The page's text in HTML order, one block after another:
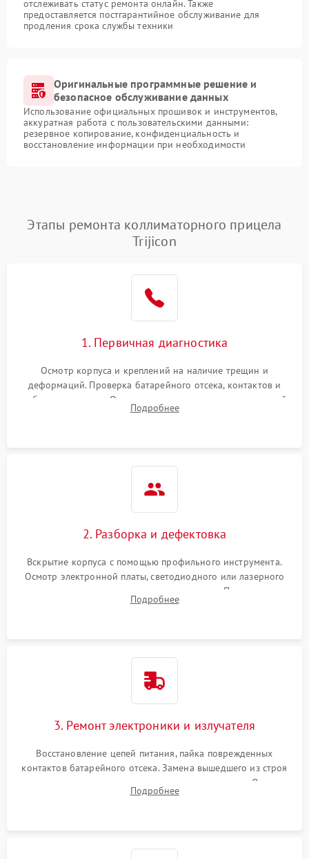
отслеживать статус ремонта онлайн. Также
предоставляется постгарантийное обслуживание для
продления срока службы техники
Оригинальные программные решение и
безопасное обслуживание данных
Использование официальных прошивок и инструментов,
аккуратная работа с пользовательскими данными:
резервное копирование, конфиденциальность и
восстановление информации при необходимости
Этапы ремонта коллиматорного прицела
Trijicon
1. Первичная диагностика
Осмотр корпуса и креплений на наличие трещин и
деформаций. Проверка батарейного отсека, контактов и
работы излучателя. Оценка яркости и четкости прицельной
марки на разных режимах. Выявление проблем с
Подробнее
2. Разборка и дефектовка
Вскрытие корпуса с помощью профильного инструмента.
Осмотр электронной платы, светодиодного или лазерного
излучателя, а также механизма выверки. Проверка
уплотнительных прокладок и выявление следов окисления
Подробнее
3. Ремонт электроники и излучателя
Восстановление цепей питания, пайка поврежденных
контактов батарейного отсека. Замена вышедшего из строя
светодиода или микросхемы управления яркостью. Очистка
платы от коррозии и нанесение защитного лака для
Подробнее